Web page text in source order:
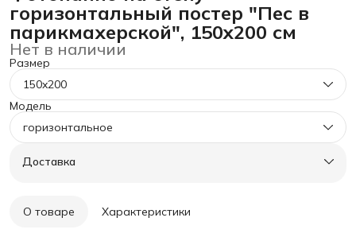
горизонтальный постер "Пес в
парикмахерской", 150x200 см
Нет в наличии
Размер
150x200
Модель
горизонтальное
Доставка
О товаре Характеристики